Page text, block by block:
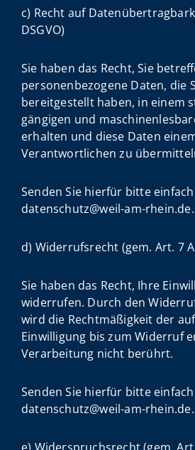
c) Recht auf
DSGVO)
Sie haben das Recht, Sie
personenbezogene Daten, die
bereitgestellt haben, in einem
gängigen und
erhalten und diese Daten
Verantwortlichen zu
Senden Sie hierfür bitte
datenschutz@weil-am-rhein.de.
d) Widerrufsrecht (gem. Art. 7
Sie haben das Recht, Ihre
widerrufen. Durch den
wird die Rechtmäßigkeit der
Einwilligung bis zum Widerruf
Verarbeitung nicht berührt.
Senden Sie hierfür bitte
datenschutz@weil-am-rhein.de.